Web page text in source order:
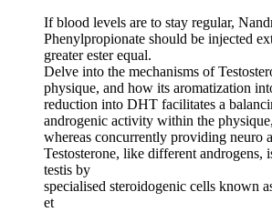
If blood levels are to stay regular,
Phenylpropionate should be injected
greater ester equal.
Delve into the mechanisms of
physique, and how its aromatization
reduction into DHT facilitates a
androgenic activity within the physique,
whereas concurrently providing neuro
Testosterone, like different androgens,
testis by
specialised steroidogenic cells known
et